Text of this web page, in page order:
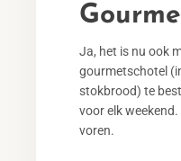
Ja, het is nu ook
gourmetschotel
stokbrood) te
voor elk
voren.